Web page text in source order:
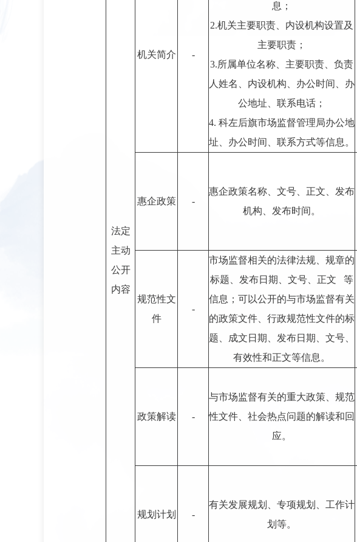
法定
主动
公开
内容
机关简介 -
息；
2.机关主要职责、内设机构设置及
主要职责；
3.所属单位名称、主要职责、负责
人姓名、内设机构、办公时间、办
公地址、联系电话；
4. 科左后旗市场监督管理局办公地
址、办公时间、联系方式等信息。
惠企政策 -
惠企政策名称、文号、正文、发布
机构、发布时间。
规范性文
件
-
市场监督相关的法律法规、规章的
标题、发布日期、文号、正文 等
信息；可以公开的与市场监督有关
的政策文件、行政规范性文件的标
题、成文日期、发布日期、文号、
有效性和正文等信息。
政策解读 -
与市场监督有关的重大政策、规范
性文件、社会热点问题的解读和回
应。
规划计划 -
有关发展规划、专项规划、工作计
划等。